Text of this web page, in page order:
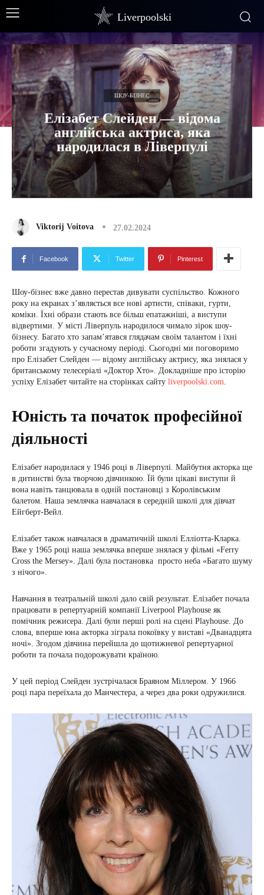
Liverpoolski
ШОУ-БІЗНЕС
Елізабет Слейден — відома
англійська актриса, яка
народилася в Ліверпулі
Viktorij Voitova 27.02.2024
Facebook Twitter Pinterest
Шоу-бізнес вже давно перестав дивувати суспільство. Кожного
року на екранах з’являється все нові артисти, співаки, гурти,
коміки. Їхні образи стають все більш епатажніші, а виступи
відвертими. У місті Ліверпуль народилося чимало зірок шоу-
бізнесу. Багато хто запам’ятався глядачам своїм талантом і їхні
роботи згадують у сучасному періоді. Сьогодні ми поговоримо
про Елізабет Слейден — відому англійську актрису, яка знялася у
британському телесеріалі «Доктор Хто». Докладніше про історію
успіху Елізабет читайте на сторінках сайту liverpoolski.com.
Юність та початок професійної
діяльності
Елізабет народилася у 1946 році в Ліверпулі. Майбутня акторка ще
в дитинстві була творчою дівчинкою. Їй були цікаві виступи й
вона навіть танцювала в одній постановці з Королівським
балетом. Наша землячка навчалася в середній школі для дівчат
Ейгберт-Вейл.
Елізабет також навчалася в драматичній школі Елліотта-Кларка.
Вже у 1965 році наша землячка вперше знялася у фільмі «Ferry
Cross the Mersey». Далі була постановка просто неба «Багато шуму
з нічого».
Навчання в театральній школі дало свій результат. Елізабет почала
працювати в репертуарній компанії Liverpool Playhouse як
помічник режисера. Далі були перші ролі на сцені Playhouse. До
слова, вперше юна акторка зіграла покоївку у виставі «Дванадцята
ночі». Згодом дівчина перейшла до щотижневої репертуарної
роботи та почала подорожувати країною.
У цей період Слейден зустрічалася Браяном Міллером. У 1966
році пара переїхала до Манчестера, а через два роки одружилися.